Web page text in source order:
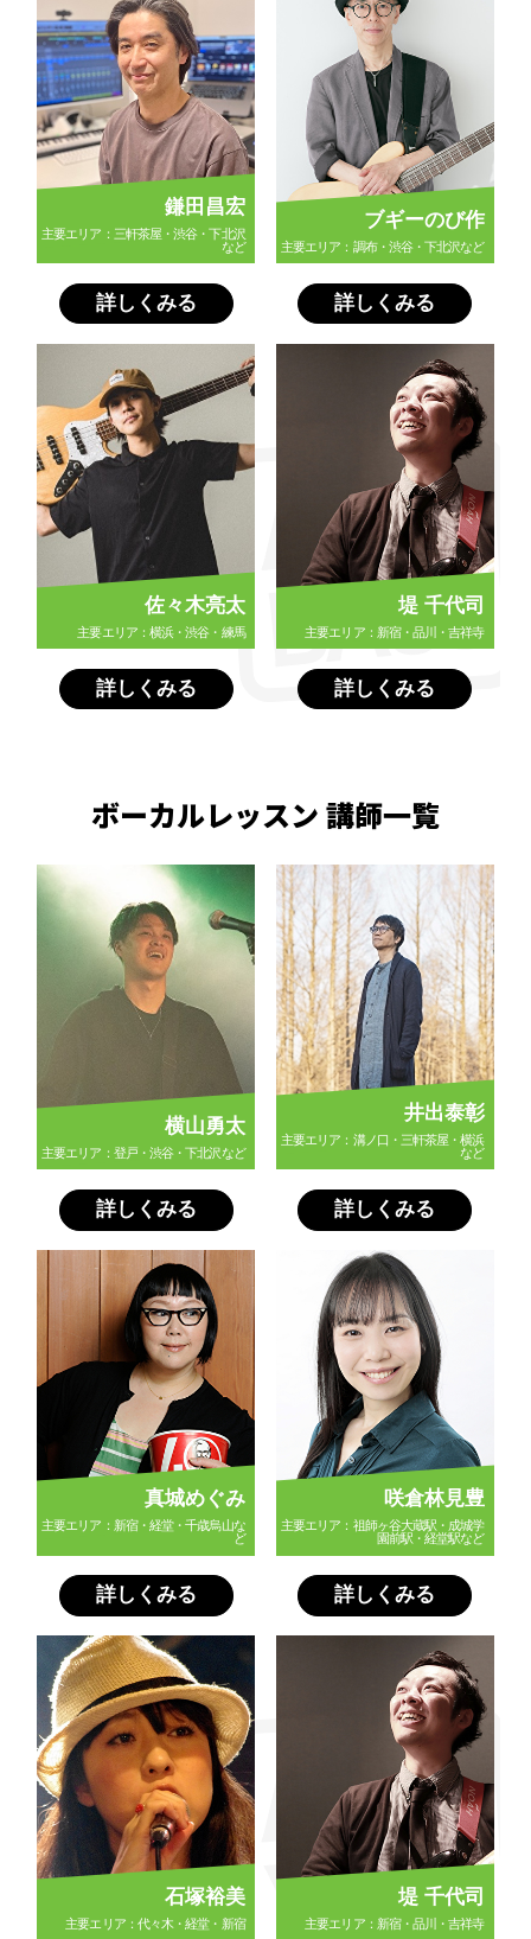
鎌田昌宏
主要エリア：三軒茶屋・渋谷・下北沢
など
詳しくみる
ブギーのび作
主要エリア：調布・渋谷・下北沢など
詳しくみる
佐々木亮太
主要エリア：横浜・渋谷・練馬
詳しくみる
堤 千代司
主要エリア：新宿・品川・吉祥寺
詳しくみる
ボーカルレッスン 講師一覧
横山勇太
主要エリア：登戸・渋谷・下北沢など
詳しくみる
井出泰彰
主要エリア：溝ノ口・三軒茶屋・横浜
など
詳しくみる
真城めぐみ
主要エリア：新宿・経堂・千歳烏山な
ど
詳しくみる
咲倉林見豊
主要エリア：祖師ヶ谷大蔵駅・成城学
園前駅・経堂駅など
詳しくみる
石塚裕美
主要エリア：代々木・経堂・新宿
堤 千代司
主要エリア：新宿・品川・吉祥寺